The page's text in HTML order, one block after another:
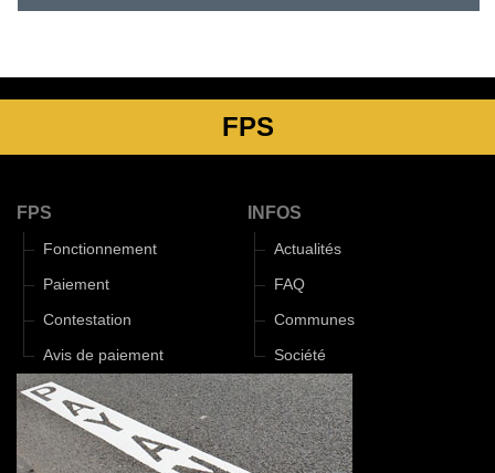
FPS
FPS
Fonctionnement
Paiement
Contestation
Avis de paiement
INFOS
Actualités
FAQ
Communes
Société